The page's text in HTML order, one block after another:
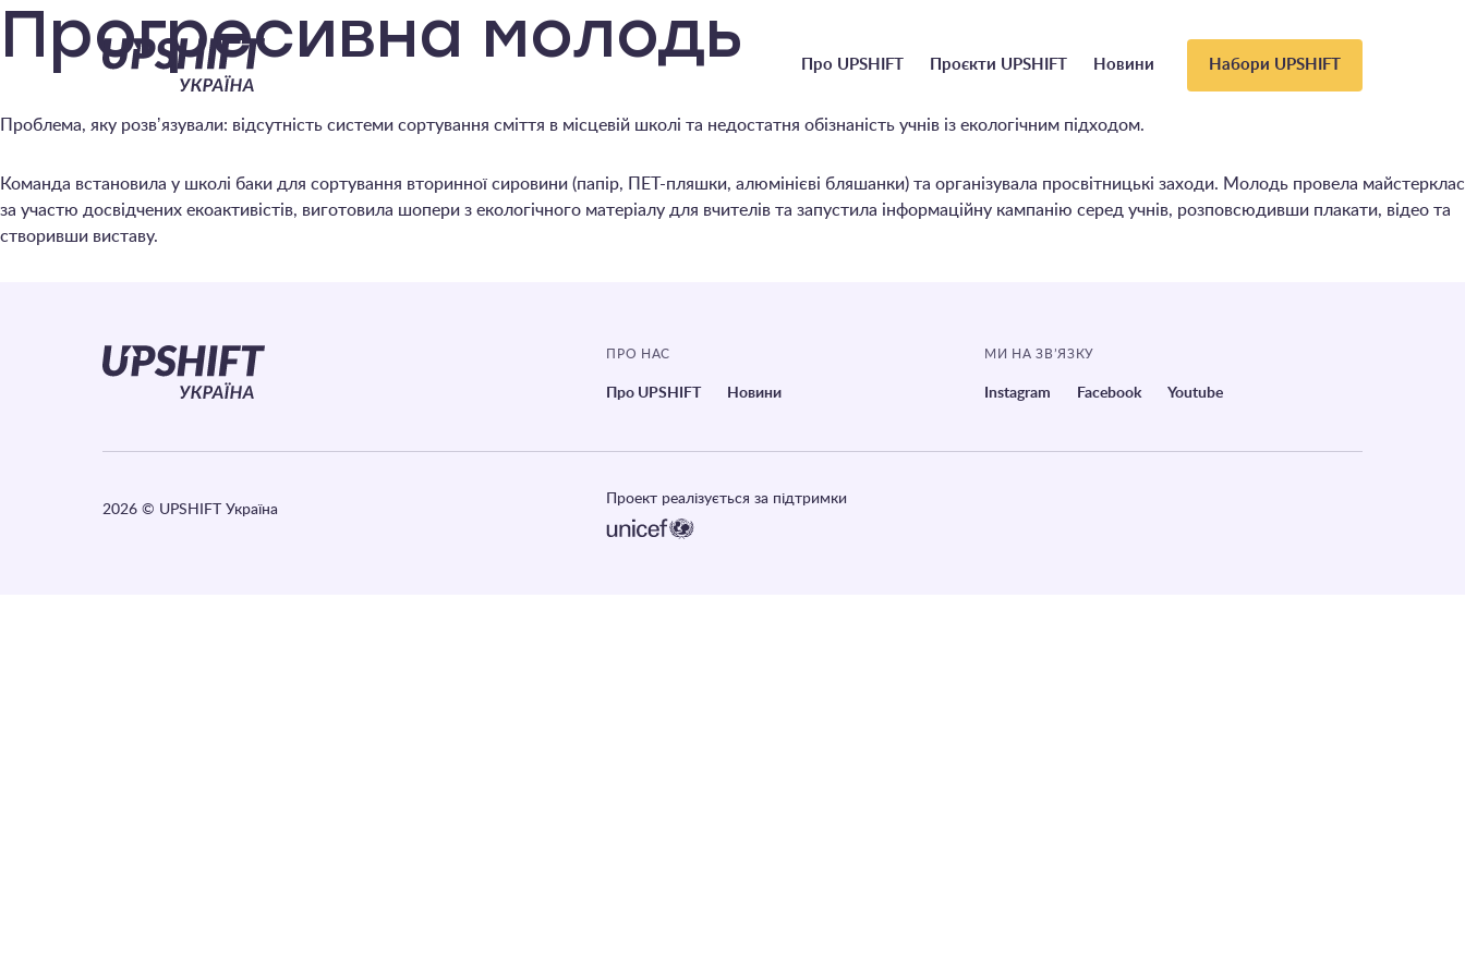
Upshift
–
Україна
Головне
Про UPSHIFT Проєкти UPSHIFT Новини Набори UPSHIFT
Прогресивна молодь
Проблема, яку розвʼязували: відсутність системи сортування сміття в місцевій школі та недостатня обізнаність учнів із екологічним підходом.
Команда встановила у школі баки для сортування вторинної сировини (папір, ПЕТ-пляшки, алюмінієві бляшанки) та організувала просвітницькі заходи. Молодь провела майстерклас
за участю досвідчених екоактивістів, виготовила шопери з екологічного матеріалу для вчителів та запустила інформаційну кампанію серед учнів, розповсюдивши плакати, відео та
створивши виставу.
ПРО НАС
Про UPSHIFT Новини
МИ НА ЗВ’ЯЗКУ
Instagram Facebook Youtube
2026 © UPSHIFT Україна
Проект реалізується за підтримки